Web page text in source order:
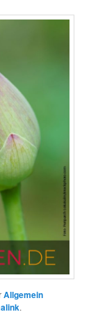
Allgemein
.